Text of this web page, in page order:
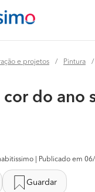
e projetos Pintura
cor do ano
| Publicado em
Guardar